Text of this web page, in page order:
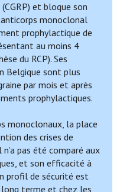
(CGRP) et bloque son
monoclonal
prophylactique de
au moins 4
du RCP). Ses
Belgique sont plus
par mois et après
prophylactiques.
monoclonaux, la place
des crises de
pas été comparé aux
et son efficacité à
profil de sécurité est
terme et chez les